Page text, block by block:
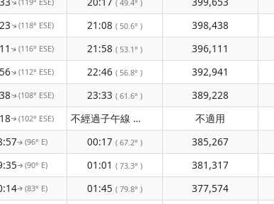
↑ ( 49.4° )
↑(118° ESE) 21:08 ( 50.6° ) 398,438
↑(116° ESE) 21:58 ( 53.1° ) 396,111
↑(112° ESE) 22:46 ( 56.8° ) 392,941
↑(108° ESE) 23:33 ( 61.6° ) 389,228
↑(102° ESE) 不經過子午線
( 不適用 ) 不適用
↑(96° E) 00:17 ( 67.2° ) 385,267
↑ (90° E) 01:01 ( 73.3° ) 381,317
↑(83° E) 01:45 ( 79.8° ) 377,574